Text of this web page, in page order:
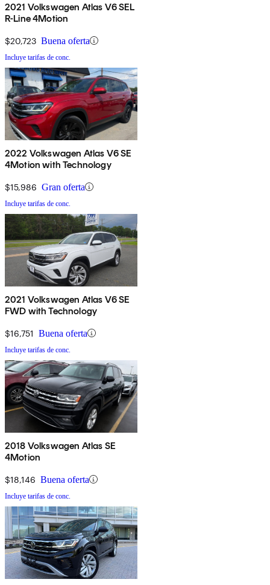
2021 Volkswagen Atlas V6 SEL
R-Line 4Motion
$20,723 Buena oferta
Incluye tarifas de conc.
2022 Volkswagen Atlas V6 SE
4Motion with Technology
$15,986 Gran oferta
Incluye tarifas de conc.
2021 Volkswagen Atlas V6 SE
FWD with Technology
$16,751 Buena oferta
Incluye tarifas de conc.
2018 Volkswagen Atlas SE
4Motion
$18,146 Buena oferta
Incluye tarifas de conc.